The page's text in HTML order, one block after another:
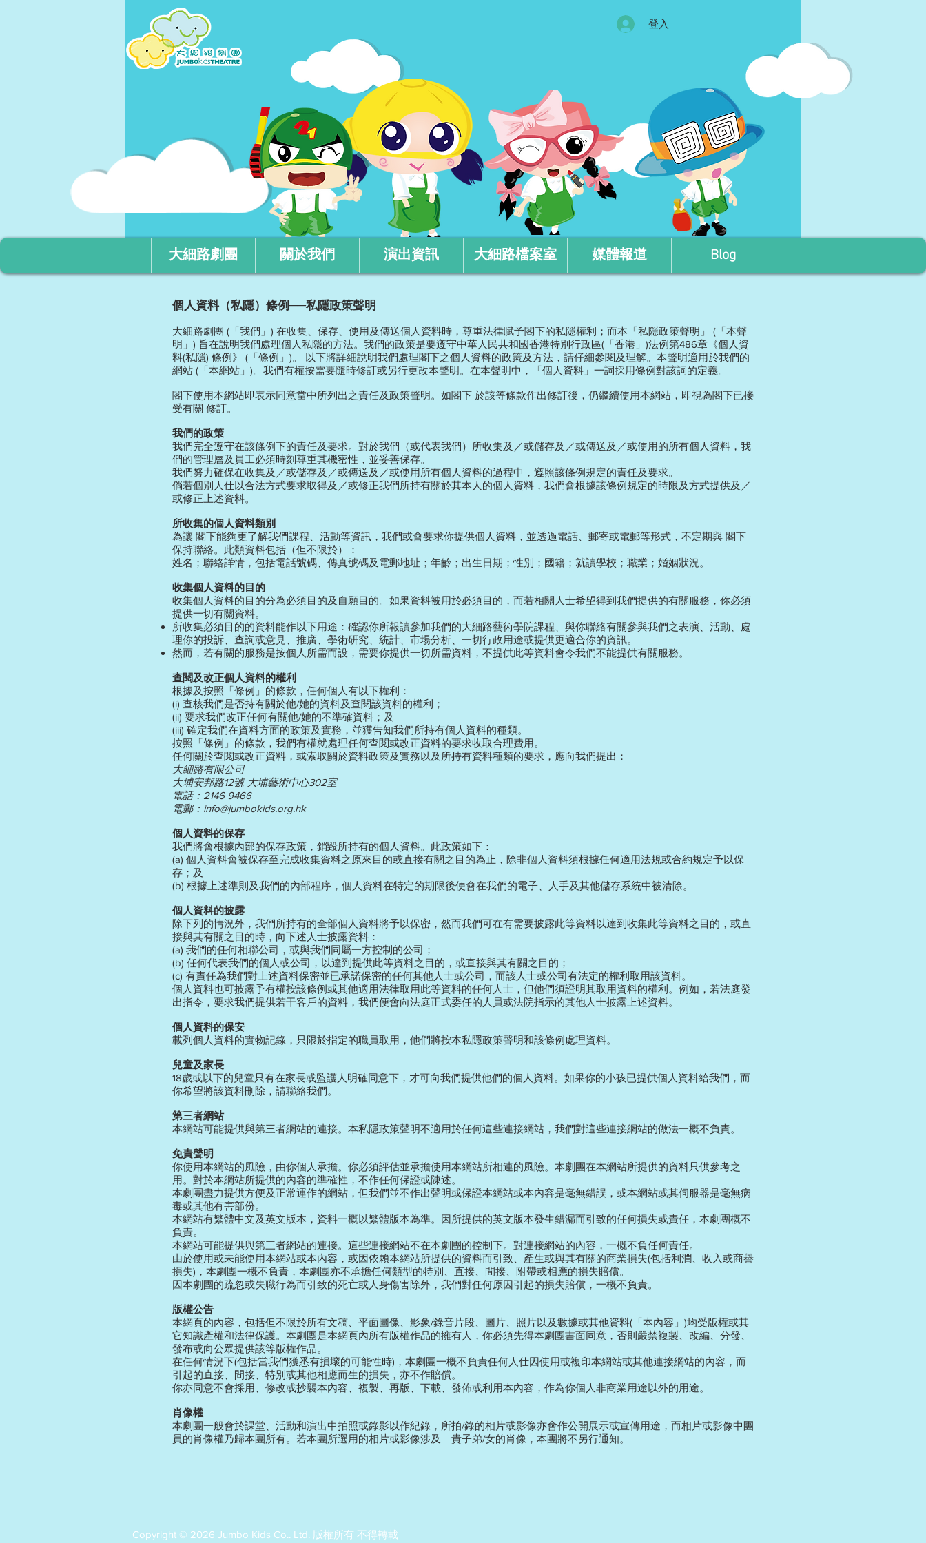
登入
大細路劇團 關於我們 演出資訊 大細路檔案室 媒體報道 Blog
個人資料（私隱）條例──私隱政策聲明
大細路劇團 (「我們」) 在收集、保存、使用及傳送個人資料時，尊重法律賦予閣下的私隱權利；而本「私隱政策聲明」 (「本聲
明」) 旨在說明我們處理個人私隱的方法。我們的政策是要遵守中華人民共和國香港特別行政區(「香港」)法例第486章《個人資
料(私隱) 條例》 (「條例」)。 以下將詳細說明我們處理閣下之個人資料的政策及方法，請仔細參閱及理解。本聲明適用於我們的
網站 (「本網站」)。我們有權按需要隨時修訂或另行更改本聲明。在本聲明中，「個人資料」一詞採用條例對該詞的定義。
閣下使用本網站即表示同意當中所列出之責任及政策聲明。如閣下 於該等條款作出修訂後，仍繼續使用本網站，即視為閣下已接
受有關 修訂。
我們的政策
我們完全遵守在該條例下的責任及要求。對於我們（或代表我們）所收集及／或儲存及／或傳送及／或使用的所有個人資料，我
們的管理層及員工必須時刻尊重其機密性，並妥善保存。
我們努力確保在收集及／或儲存及／或傳送及／或使用所有個人資料的過程中，遵照該條例規定的責任及要求。
倘若個別人仕以合法方式要求取得及／或修正我們所持有關於其本人的個人資料，我們會根據該條例規定的時限及方式提供及／
或修正上述資料。
所收集的個人資料類別
為讓 閣下能夠更了解我們課程、活動等資訊，我們或會要求你提供個人資料，並透過電話、郵寄或電郵等形式，不定期與 閣下
保持聯絡。此類資料包括（但不限於）：
姓名；聯絡詳情，包括電話號碼、傳真號碼及電郵地址；年齡；出生日期；性別；國籍；就讀學校；職業；婚姻狀況。
收集個人資料的目的
收集個人資料的目的分為必須目的及自願目的。如果資料被用於必須目的，而若相關人士希望得到我們提供的有關服務，你必須
提供一切有關資料。
所收集必須目的的資料能作以下用途：確認你所報讀參加我們的大細路藝術學院課程、與你聯絡有關參與我們之表演、活動、處
理你的投訴、查詢或意見、推廣、學術研究、統計、市場分析、一切行政用途或提供更適合你的資訊。
然而，若有關的服務是按個人所需而設，需要你提供一切所需資料，不提供此等資料會令我們不能提供有關服務。
查閱及改正個人資料的權利
根據及按照「條例」的條款，任何個人有以下權利：
(i) 查核我們是否持有關於他/她的資料及查閱該資料的權利；
(ii) 要求我們改正任何有關他/她的不準確資料；及
(iii) 確定我們在資料方面的政策及實務，並獲告知我們所持有個人資料的種類。
按照「條例」的條款，我們有權就處理任何查閱或改正資料的要求收取合理費用。
任何關於查閱或改正資料，或索取關於資料政策及實務以及所持有資料種類的要求，應向我們提出：
大細路有限公司
大埔安邦路12號 大埔藝術中心302室
電話：2146 9466
電郵： info@jumbokids.org.hk
個人資料的保存
我們將會根據內部的保存政策，銷毀所持有的個人資料。此政策如下：
(a) 個人資料會被保存至完成收集資料之原來目的或直接有關之目的為止，除非個人資料須根據任何適用法規或合約規定予以保
存；及
(b) 根據上述準則及我們的內部程序，個人資料在特定的期限後便會在我們的電子、人手及其他儲存系統中被清除。
個人資料的披露
除下列的情況外，我們所持有的全部個人資料將予以保密，然而我們可在有需要披露此等資料以達到收集此等資料之目的，或直
接與其有關之目的時，向下述人士披露資料：
(a) 我們的任何相聯公司，或與我們同屬一方控制的公司；
(b) 任何代表我們的個人或公司，以達到提供此等資料之目的，或直接與其有關之目的；
(c) 有責任為我們對上述資料保密並已承諾保密的任何其他人士或公司，而該人士或公司有法定的權利取用該資料。
個人資料也可披露予有權按該條例或其他適用法律取用此等資料的任何人士，但他們須證明其取用資料的權利。例如，若法庭發
出指令，要求我們提供若干客戶的資料，我們便會向法庭正式委任的人員或法院指示的其他人士披露上述資料。
個人資料的保安
載列個人資料的實物記錄，只限於指定的職員取用，他們將按本私隱政策聲明和該條例處理資料。
兒童及家長
18歲或以下的兒童只有在家長或監護人明確同意下，才可向我們提供他們的個人資料。如果你的小孩已提供個人資料給我們，而
你希望將該資料刪除，請聯絡我們。
第三者網站
本網站可能提供與第三者網站的連接。本私隱政策聲明不適用於任何這些連接網站，我們對這些連接網站的做法一概不負責。
免責聲明
你使用本網站的風險，由你個人承擔。你必須評估並承擔使用本網站所相連的風險。本劇團在本網站所提供的資料只供參考之
用。對於本網站所提供的內容的準確性，不作任何保證或陳述。
本劇團盡力提供方便及正常運作的網站，但我們並不作出聲明或保證本網站或本內容是毫無錯誤，或本網站或其伺服器是毫無病
毒或其他有害部份。
本網站有繁體中文及英文版本，資料一概以繁體版本為準。因所提供的英文版本發生錯漏而引致的任何損失或責任，本劇團概不
負責。
本網站可能提供與第三者網站的連接。這些連接網站不在本劇團的控制下。對連接網站的內容，一概不負任何責任。
由於使用或未能使用本網站或本內容，或因依賴本網站所提供的資料而引致、產生或與其有關的商業損失(包括利潤、收入或商譽
損失)，本劇團一概不負責，本劇團亦不承擔任何類型的特別、直接、間接、附帶或相應的損失賠償。
因本劇團的疏忽或失職行為而引致的死亡或人身傷害除外，我們對任何原因引起的損失賠償，一概不負責。
版權公告
本網頁的內容，包括但不限於所有文稿、平面圖像、影象/錄音片段、圖片、照片以及數據或其他資料(「本內容」)均受版權或其
它知識產權和法律保護。本劇團是本網頁內所有版權作品的擁有人，你必須先得本劇團書面同意，否則嚴禁複製、改編、分發、
發布或向公眾提供該等版權作品。
在任何情況下(包括當我們獲悉有損壞的可能性時)，本劇團一概不負責任何人仕因使用或複印本網站或其他連接網站的內容，而
引起的直接、間接、特別或其他相應而生的損失，亦不作賠償。
你亦同意不會採用、修改或抄襲本內容、複製、再版、下載、發佈或利用本內容，作為你個人非商業用途以外的用途。
肖像權
本劇團一般會於課堂、活動和演出中拍照或錄影以作紀錄，所拍/錄的相片或影像亦會作公開展示或宣傳用途，而相片或影像中團
員的肖像權乃歸本團所有。若本團所選用的相片或影像涉及 貴子弟/女的肖像，本團將不另行通知。
Copyright © 2026 Jumbo Kids Co.. Ltd. 版權所有 不得轉載